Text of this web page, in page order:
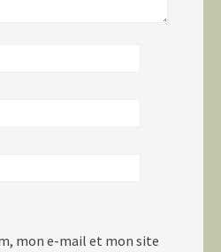
mon e-mail et mon site